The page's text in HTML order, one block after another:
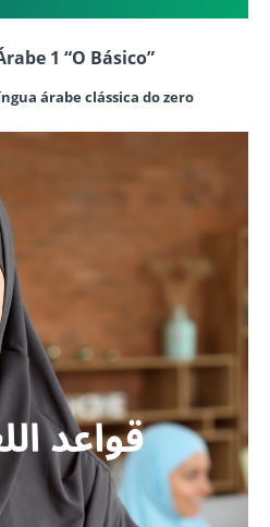
1 “O Básico”
árabe clássica do zero